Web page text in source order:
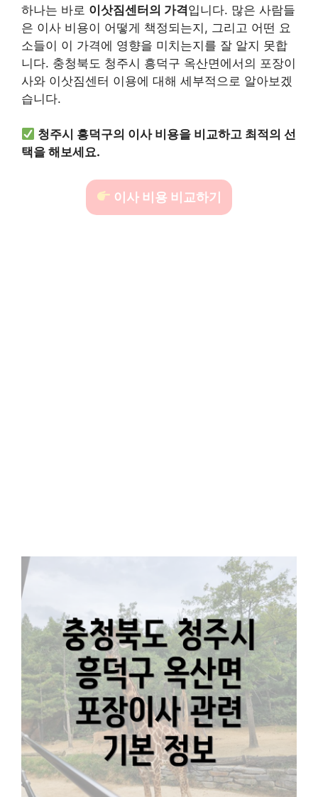
하나는 바로 이삿짐센터의 가격입니다. 많은 사람들
은 이사 비용이 어떻게 책정되는지, 그리고 어떤 요
소들이 이 가격에 영향을 미치는지를 잘 알지 못합
니다. 충청북도 청주시 흥덕구 옥산면에서의 포장이
사와 이삿짐센터 이용에 대해 세부적으로 알아보겠
습니다.
청주시 흥덕구의 이사 비용을 비교하고 최적의 선
택을 해보세요.
이사 비용 비교하기